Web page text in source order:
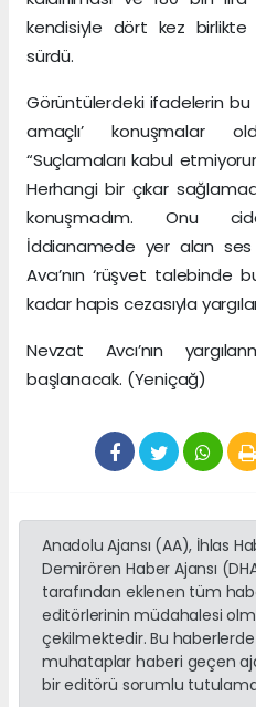
kendisiyle dört kez
sürdü.
Görüntülerdeki ifadelerin bu
amaçlı’ konuşmalar
“Suçlamaları kabul
Herhangi bir çıkar
konuşmadım. Onu
İddianamede yer alan
Avcı’nın ‘rüşvet talebinde
kadar hapis cezasıyla
Nevzat Avcı’nın
başlanacak. (Yeniçağ)
Anadolu Ajansı (AA), İhlas
Demirören Haber Ajansı
tarafından eklenen tüm
editörlerinin müdahalesi
çekilmektedir. Bu
muhataplar haberi geçen
bir editörü sorumlu